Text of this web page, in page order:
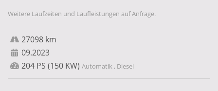
Weitere Laufzeiten und Laufleistungen auf Anfrage.
27098 km
09.2023
204 PS (150 KW) Automatik , Diesel